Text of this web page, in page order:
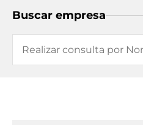
Buscar empresa